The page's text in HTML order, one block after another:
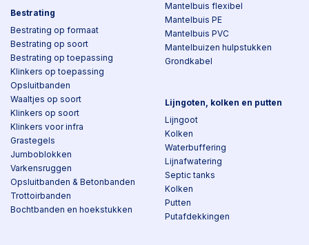
Bestrating
Bestrating op formaat
Bestrating op soort
Bestrating op toepassing
Klinkers op toepassing
Opsluitbanden
Waaltjes op soort
Klinkers op soort
Klinkers voor infra
Grastegels
Jumboblokken
Varkensruggen
Opsluitbanden & Betonbanden
Trottoirbanden
Bochtbanden en hoekstukken
Mantelbuis flexibel
Mantelbuis PE
Mantelbuis PVC
Mantelbuizen hulpstukken
Grondkabel
Lijngoten, kolken en putten
Lijngoot
Kolken
Waterbuffering
Lijnafwatering
Septic tanks
Kolken
Putten
Putafdekkingen